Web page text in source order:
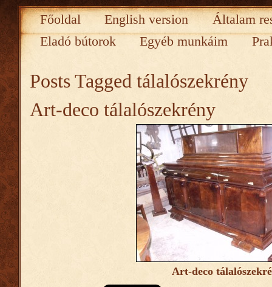
Főoldal English version
Általam
Eladó bútorok
Egyéb munkáim
Posts Tagged tálalószekrény
Art-deco tálalószekrény
Art-deco